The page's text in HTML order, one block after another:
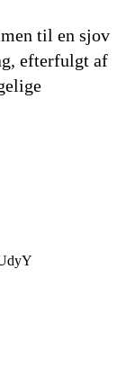
til en sjov
efterfulgt af